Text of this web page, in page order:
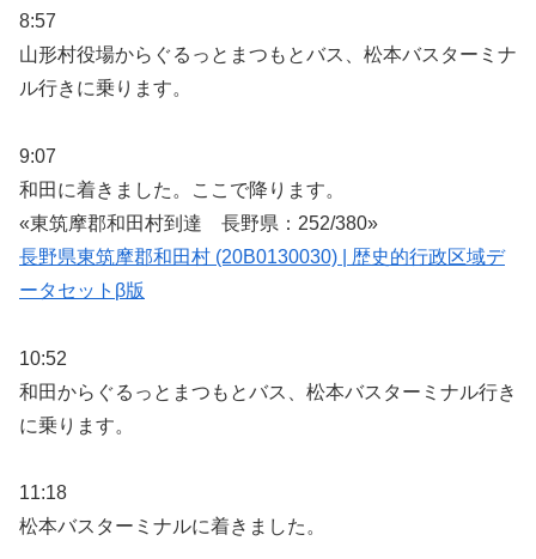
8:57
山形村役場からぐるっとまつもとバス、松本バスターミナ
ル行きに乗ります。
9:07
和田に着きました。ここで降ります。
«東筑摩郡和田村到達 長野県：252/380»
長野県東筑摩郡和田村 (20B0130030) | 歴史的行政区域デ
ータセットβ版
10:52
和田からぐるっとまつもとバス、松本バスターミナル行き
に乗ります。
11:18
松本バスターミナルに着きました。